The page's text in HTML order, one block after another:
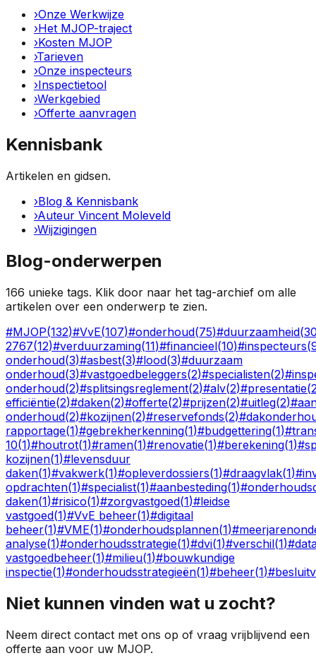
›Onze Werkwijze
›Het MJOP-traject
›Kosten MJOP
›Tarieven
›Onze inspecteurs
›Inspectietool
›Werkgebied
›Offerte aanvragen
Kennisbank
Artikelen en gidsen.
›Blog & Kennisbank
›Auteur Vincent Moleveld
›Wijzigingen
Blog-onderwerpen
166 unieke tags. Klik door naar het tag-archief om alle
artikelen over een onderwerp te zien.
#MJOP(132)#VvE(107)#onderhoud(75)#duurzaamheid(
2767(12)#verduurzaming(11)#financieel(10)#inspecteurs(
onderhoud(3)#asbest(3)#lood(3)#duurzaam
onderhoud(3)#vastgoedbeleggers(2)#specialisten(2)#
onderhoud(2)#splitsingsreglement(2)#alv(2)#presentatie(
efficiëntie(2)#daken(2)#offerte(2)#prijzen(2)#uitleg(2)#
onderhoud(2)#kozijnen(2)#reservefonds(2)#
rapportage(1)#gebrekherkenning(1)#budgettering(1)#
10(1)#houtrot(1)#ramen(1)#renovatie(1)#berekening(1)#
kozijnen(1)#levensduur
daken(1)#vakwerk(1)#opleverdossiers(1)#draagvlak(1)#
opdrachten(1)#specialist(1)#aanbesteding(1)#
daken(1)#risico(1)#zorgvastgoed(1)#leidse
vastgoed(1)#VvE beheer(1)#digitaal
beheer(1)#VME(1)#onderhoudsplannen(1)#
analyse(1)#onderhoudsstrategie(1)#dvi(1)#verschil(1)#
vastgoedbeheer(1)#milieu(1)#bouwkundige
inspectie(1)#onderhoudsstrategieën(1)#beheer(1)#
Niet kunnen vinden wat u zocht?
Neem direct contact met ons op of vraag vrijblijvend een
offerte aan voor uw MJOP.